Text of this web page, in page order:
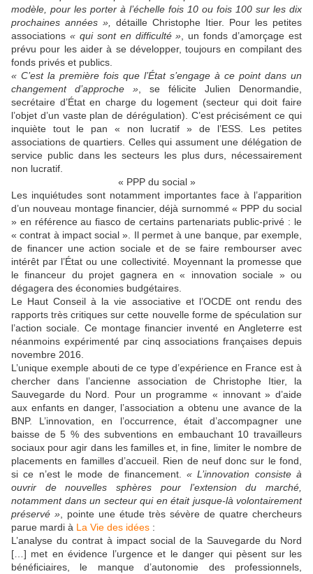
modèle, pour les porter à l’échelle fois 10 ou fois 100 sur les dix
prochaines années »,
détaille Christophe Itier. Pour les petites
associations « qui sont en difficulté » , un fonds d’amorçage est
prévu pour les aider à se développer, toujours en compilant des
fonds privés et publics.
« C’est la première fois que l’État s’engage à ce point dans un
changement d’approche » , se félicite Julien Denormandie,
secrétaire d’État en charge du logement (secteur qui doit faire
l’objet d’un vaste plan de dérégulation). C’est précisément ce qui
inquiète tout le pan « non lucratif » de l’ESS. Les petites
associations de quartiers. Celles qui assument une délégation de
service public dans les secteurs les plus durs, nécessairement
non lucratif.
« PPP du social »
Les inquiétudes sont notamment importantes face à l’apparition
d’un nouveau montage financier, déjà surnommé « PPP du social
» en référence au fiasco de certains partenariats public-privé : le
« contrat à impact social ». Il permet à une banque, par exemple,
de financer une action sociale et de se faire rembourser avec
intérêt par l’État ou une collectivité. Moyennant la promesse que
le financeur du projet gagnera en « innovation sociale » ou
dégagera des économies budgétaires.
Le Haut Conseil à la vie associative et l’OCDE ont rendu des
rapports très critiques sur cette nouvelle forme de spéculation sur
l’action sociale. Ce montage financier inventé en Angleterre est
néanmoins expérimenté par cinq associations françaises depuis
novembre 2016.
L’unique exemple abouti de ce type d’expérience en France est à
chercher dans l’ancienne association de Christophe Itier, la
Sauvegarde du Nord. Pour un programme « innovant » d’aide
aux enfants en danger, l’association a obtenu une avance de la
BNP. L’innovation, en l’occurrence, était d’accompagner une
baisse de 5 % des subventions en embauchant 10 travailleurs
sociaux pour agir dans les familles et, in fine, limiter le nombre de
placements en familles d’accueil. Rien de neuf donc sur le fond,
si ce n’est le mode de financement.« L’innovation consiste à
ouvrir de nouvelles sphères pour l’extension du marché,
notamment dans un secteur qui en était jusque-là volontairement
préservé » , pointe une étude très sévère de quatre chercheurs
parue mardi à La Vie des idées :
L’analyse du contrat à impact social de la Sauvegarde du Nord
[…] met en évidence l’urgence et le danger qui pèsent sur les
bénéficiaires, le manque d’autonomie des professionnels,